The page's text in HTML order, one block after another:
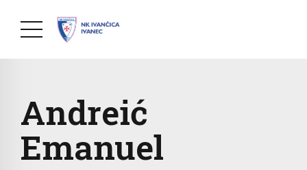
Andreić
Emanuel